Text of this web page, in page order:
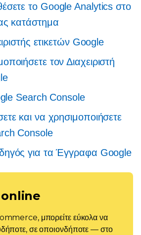
το Google Analytics στο
κατάστημα
ετικετών Google
τον Διαχειριστή
Search Console
και να χρησιμοποιήσετε
Console
για τα Έγγραφα Google
online
μπορείτε εύκολα να
σε οποιονδήποτε — στο